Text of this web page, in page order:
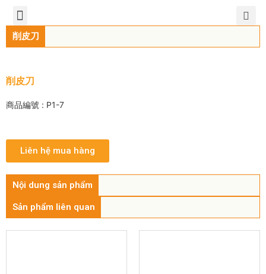
削皮刀
削皮刀
商品編號 : P1-7
Liên hệ mua hàng
Nội dung sản phẩm
Sản phẩm liên quan